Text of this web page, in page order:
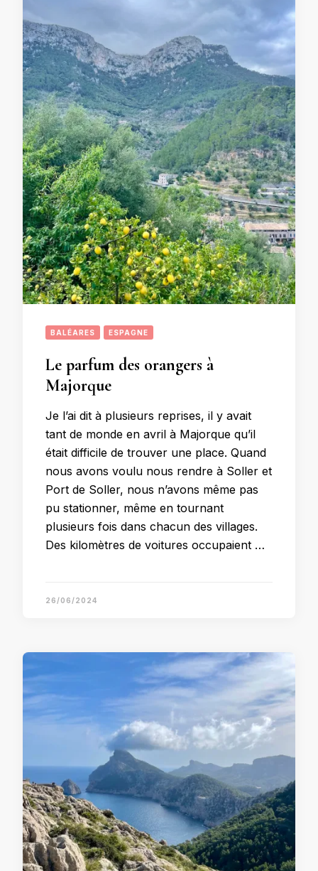
BALÉARES ESPAGNE
Le parfum des orangers à
Majorque
Je l’ai dit à plusieurs reprises, il y avait
tant de monde en avril à Majorque qu’il
était difficile de trouver une place. Quand
nous avons voulu nous rendre à Soller et
Port de Soller, nous n’avons même pas
pu stationner, même en tournant
plusieurs fois dans chacun des villages.
Des kilomètres de voitures occupaient …
26/06/2024